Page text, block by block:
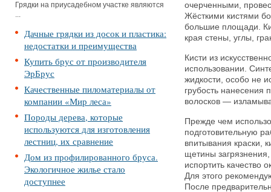
Грядки на приусадебном участке являются
...
Дачные грядки из досок и пластика:
недостатки и преимущества
Купить брус от производителя
ЭрБрус
Качественные пиломатериалы от
компании «Мир леса»
Породы дерева, которые
используются для изготовления
лестниц, их сравнение
Дом из профилированного бруса.
Экологичное жилье стало
доступнее
очерченными,
Жёсткими кистями
большие площади.
края стены, углы,
Кисти из
использовании.
жидкости, особо не
грубость нанесения
волосков —
Прежде чем
подготовительную
впитывания краски,
щетины
испортить качество
Для этого
После